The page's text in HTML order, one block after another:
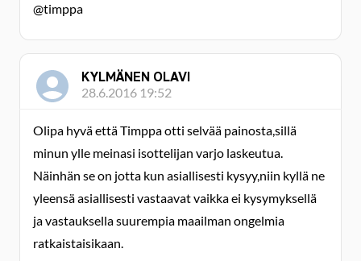
@timppa
KYLMÄNEN OLAVI
28.6.2016 19:52
Olipa hyvä että Timppa otti selvää painosta,sillä
minun ylle meinasi isottelijan varjo laskeutua.
Näinhän se on jotta kun asiallisesti kysyy,niin kyllä ne
yleensä asiallisesti vastaavat vaikka ei kysymyksellä
ja vastauksella suurempia maailman ongelmia
ratkaistaisikaan.